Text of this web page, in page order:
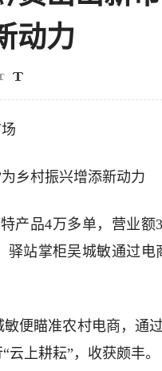
动力
乡村振兴增添新动力
产品4万多单，营业额
驿站掌柜吴城敏通过电
敏便瞄准农村电商，通
上耕耘”，收获颇丰。